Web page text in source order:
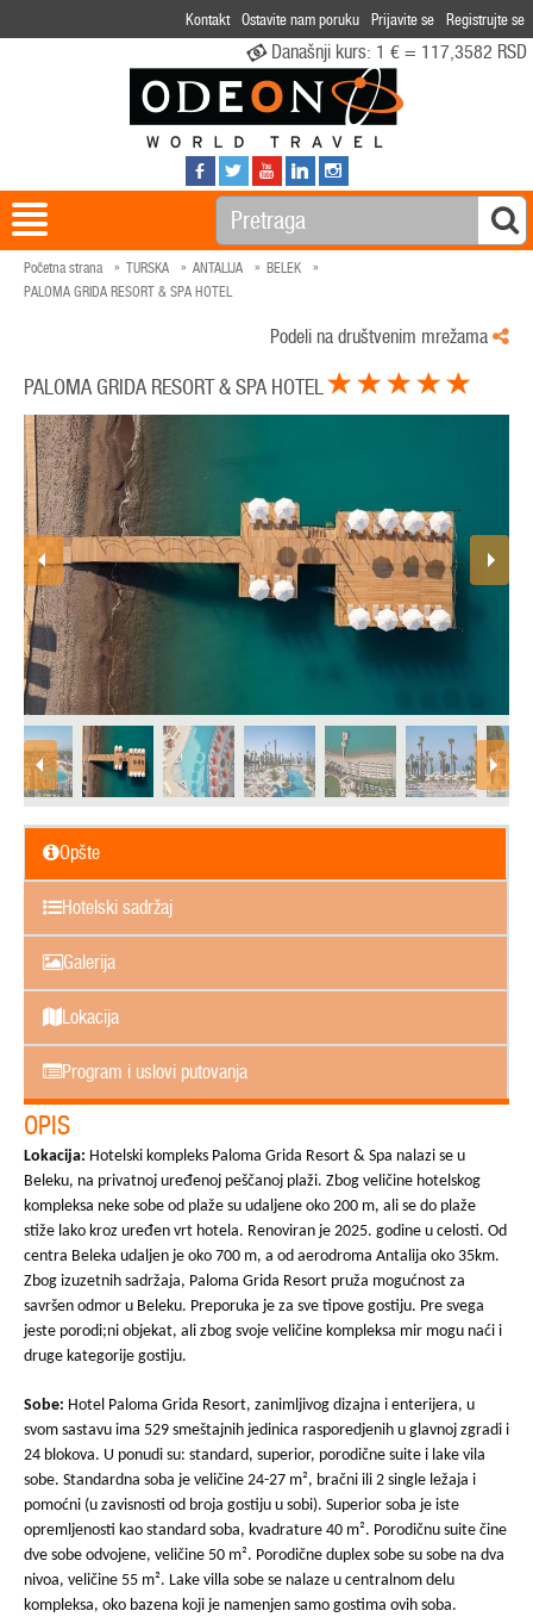
Kontakt Ostavite nam poruku Prijavite se Registrujte se
Današnji kurs: 1 € = 117,3582 RSD
Početna strana TURSKA ANTALIJA
BELEK
PALOMA GRIDA RESORT & SPA HOTEL
Podeli na društvenim mrežama
PALOMA GRIDA RESORT & SPA HOTEL
Opšte
Hotelski sadržaj
Galerija
Lokacija
Program i uslovi putovanja
OPIS
Lokacija: Hotelski kompleks Paloma Grida Resort & Spa nalazi se u
Beleku, na privatnoj uređenoj peščanoj plaži. Zbog veličine hotelskog
kompleksa neke sobe od plaže su udaljene oko 200 m, ali se do plaže
stiže lako kroz uređen vrt hotela. Renoviran je 2025. godine u celosti. Od
centra Beleka udaljen je oko 700 m, a od aerodroma Antalija oko 35km.
Zbog izuzetnih sadržaja, Paloma Grida Resort pruža mogućnost za
savršen odmor u Beleku. Preporuka je za sve tipove gostiju. Pre svega
jeste porodi;ni objekat, ali zbog svoje veličine kompleksa mir mogu naći i
druge kategorije gostiju.
Sobe: Hotel Paloma Grida Resort, zanimljivog dizajna i enterijera, u
svom sastavu ima 529 smeštajnih jedinica rasporedjenih u glavnoj zgradi i
24 blokova. U ponudi su: standard, superior, porodične suite i lake vila
sobe. Standardna soba je veličine 24-27 m², bračni ili 2 single ležaja i
pomoćni (u zavisnosti od broja gostiju u sobi). Superior soba je iste
opremljenosti kao standard soba, kvadrature 40 m². Porodičnu suite čine
dve sobe odvojene, veličine 50 m². Porodične duplex sobe su sobe na dva
nivoa, veličine 55 m². Lake villa sobe se nalaze u centralnom delu
kompleksa, oko bazena koji je namenjen samo gostima ovih soba.